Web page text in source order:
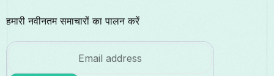
हमारी नवीनतम समाचारों का पालन करें